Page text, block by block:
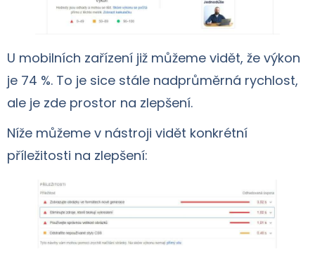
U mobilních zařízení již můžeme vidět, že výkon
je 74 %. To je sice stále nadprůměrná rychlost,
ale je zde prostor na zlepšení.
Níže můžeme v nástroji vidět konkrétní
příležitosti na zlepšení: